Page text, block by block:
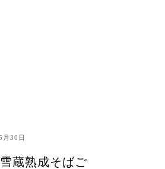
月30日
蔵熟成そばご